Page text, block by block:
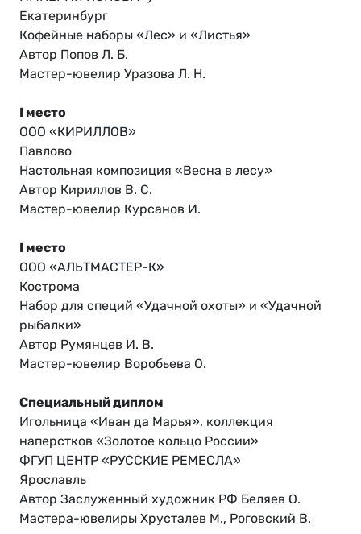
Екатеринбург
Кофейные наборы «Лес» и «Листья»
Автор Попов Л. Б.
Мастер-ювелир Уразова Л. Н.
I место
ООО «КИРИЛЛОВ»
Павлово
Настольная композиция «Весна в лесу»
Автор Кириллов В. С.
Мастер-ювелир Курсанов И.
I место
ООО «АЛЬТМАСТЕР-К»
Кострома
Набор для специй «Удачной охоты» и «Удачной
рыбалки»
Автор Румянцев И. В.
Мастер-ювелир Воробьева О.
Специальный диплом
Игольница «Иван да Марья», коллекция
наперстков «Золотое кольцо России»
ФГУП ЦЕНТР «РУССКИЕ РЕМЕСЛА»
Ярославль
Автор Заслуженный художник РФ Беляев О.
Мастера-ювелиры Хрусталев М., Роговский В.